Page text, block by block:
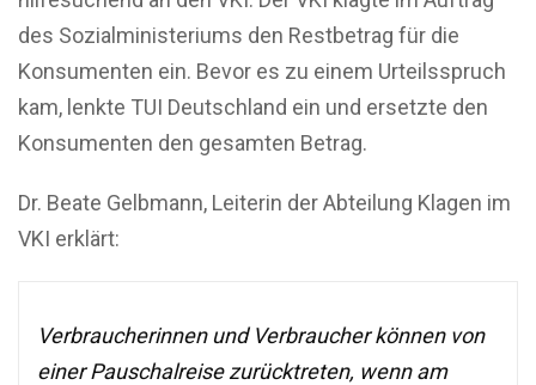
des Sozialministeriums den Restbetrag für die
Konsumenten ein. Bevor es zu einem Urteilsspruch
kam, lenkte TUI Deutschland ein und ersetzte den
Konsumenten den gesamten Betrag.
Dr. Beate Gelbmann, Leiterin der Abteilung Klagen im
VKI erklärt:
Verbraucherinnen und Verbraucher können von
einer Pauschalreise zurücktreten, wenn am